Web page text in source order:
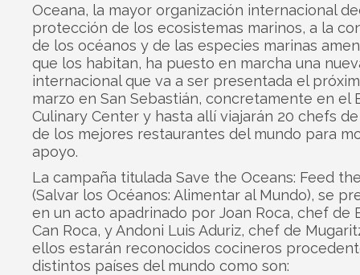
Oceana, la mayor organización internacional
protección de los ecosistemas marinos, a la
de los océanos y de las especies marinas
que los habitan, ha puesto en marcha una
internacional que va a ser presentada el
marzo en San Sebastián, concretamente en el
Culinary Center y hasta allí viajarán 20 chefs
de los mejores restaurantes del mundo para
apoyo.
La campaña titulada Save the Oceans: Feed
(Salvar los Océanos: Alimentar al Mundo), se
en un acto apadrinado por Joan Roca, chef de
Can Roca, y Andoni Luis Aduriz, chef de
ellos estarán reconocidos cocineros
distintos países del mundo como son: